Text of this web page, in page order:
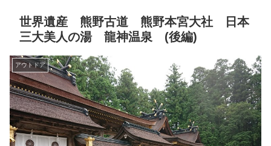
世界遺産 熊野古道 熊野本宮大社 日本
三大美人の湯 龍神温泉 (後編)
アウトドア